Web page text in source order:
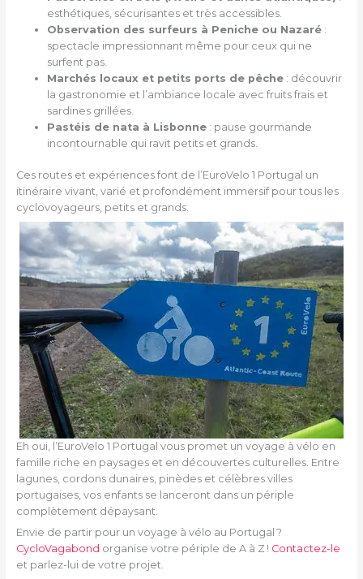
esthétiques, sécurisantes et très accessibles.
Observation des surfeurs à Peniche ou Nazaré :
spectacle impressionnant même pour ceux qui ne
surfent pas.
Marchés locaux et petits ports de pêche : découvrir
la gastronomie et l’ambiance locale avec fruits frais et
sardines grillées.
Pastéis de nata à Lisbonne : pause gourmande
incontournable qui ravit petits et grands.
Ces routes et expériences font de l’EuroVelo 1 Portugal un
itinéraire vivant, varié et profondément immersif pour tous les
cyclovoyageurs, petits et grands.
Eh oui, l’EuroVelo 1 Portugal vous promet un voyage à vélo en
famille riche en paysages et en découvertes culturelles. Entre
lagunes, cordons dunaires, pinèdes et célèbres villes
portugaises, vos enfants se lanceront dans un périple
complètement dépaysant.
Envie de partir pour un voyage à vélo au Portugal ?
CycloVagabond organise votre périple de A à Z ! Contactez-le
et parlez-lui de votre projet.